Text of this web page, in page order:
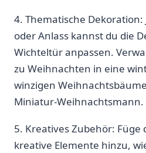
4. Thematische Dekoration:
oder Anlass kannst du‍ die
Wichteltür anpassen.
zu Weihnachten in eine
winzigen‍
Miniatur-Weihnachtsmann.
5. Kreatives ⁢Zubehör:
kreative Elemente ⁢hinzu,